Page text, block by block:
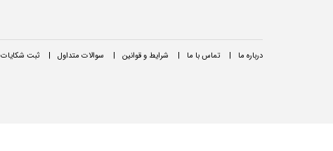
درباره ما | تماس با ما | شرایط و قوانین | سوالات متداول | ثبت شکایات